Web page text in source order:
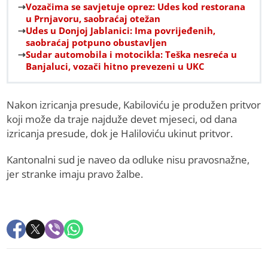
Vozačima se savjetuje oprez: Udes kod restorana
u Prnjavoru, saobraćaj otežan
Udes u Donjoj Jablanici: Ima povrijeđenih,
saobraćaj potpuno obustavljen
Sudar automobila i motocikla: Teška nesreća u
Banjaluci, vozači hitno prevezeni u UKC
Nakon izricanja presude, Kabiloviću je produžen pritvor
koji može da traje najduže devet mjeseci, od dana
izricanja presude, dok je Haliloviću ukinut pritvor.
Kantonalni sud je naveo da odluke nisu pravosnažne,
jer stranke imaju pravo žalbe.